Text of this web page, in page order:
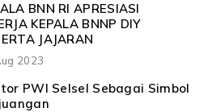
BNN RI APRESIASI
KEPALA BNNP DIY
JAJARAN
2023
PWI Selsel Sebagai Simbol